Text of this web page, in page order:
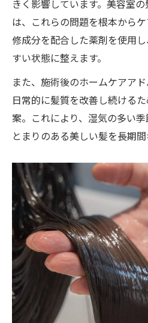
きく影響しています。美容室
は、これらの問題を根本から
修成分を配合した薬剤を使用
すい状態に整えます。
また、施術後のホームケアアド
日常的に髪質を改善し続ける
案。これにより、湿気の多い
とまりのある美しい髪を長期間